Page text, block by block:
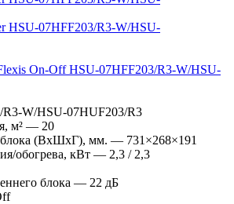
On-Off HSU-07HFF203/R3-W/HSU-
W/HSU-07HUF203/R3
м² — 20
блока (ВхШхГ), мм. — 731×268×191
обогрева, кВт — 2,3 / 2,3
блока — 22 дБ